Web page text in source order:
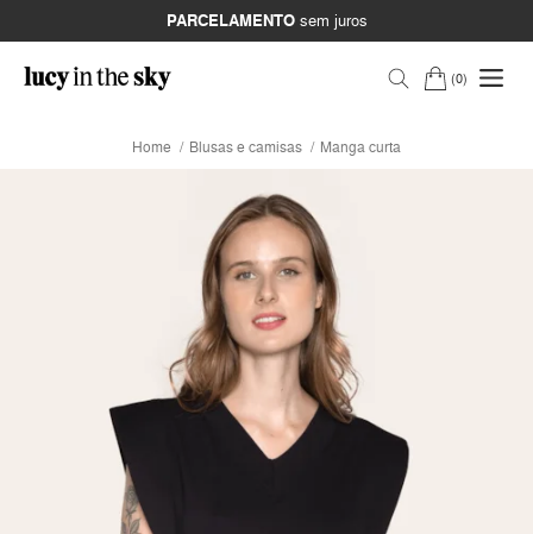
PARCELAMENTOsem juros
0
Home Blusas e camisas Manga curta